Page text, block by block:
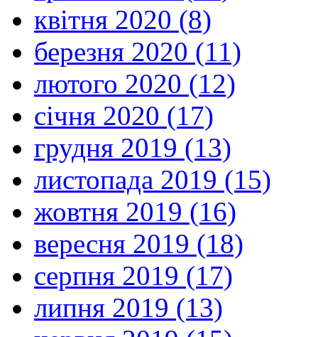
квітня 2020 (8)
березня 2020 (11)
лютого 2020 (12)
січня 2020 (17)
грудня 2019 (13)
листопада 2019 (15)
жовтня 2019 (16)
вересня 2019 (18)
серпня 2019 (17)
липня 2019 (13)